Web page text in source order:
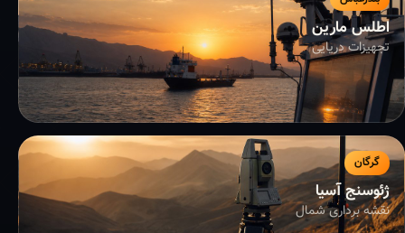
اطلس مارین
تجهیزات دریایی
گرگان
ژئوسنج آسیا
نقشه برداری شمال